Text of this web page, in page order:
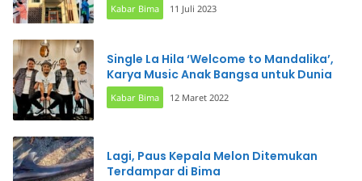
Kabar Bima 11 Juli 2023
Single La Hila ‘Welcome to Mandalika’,
Karya Music Anak Bangsa untuk Dunia
Kabar Bima 12 Maret 2022
Lagi, Paus Kepala Melon Ditemukan
Terdampar di Bima